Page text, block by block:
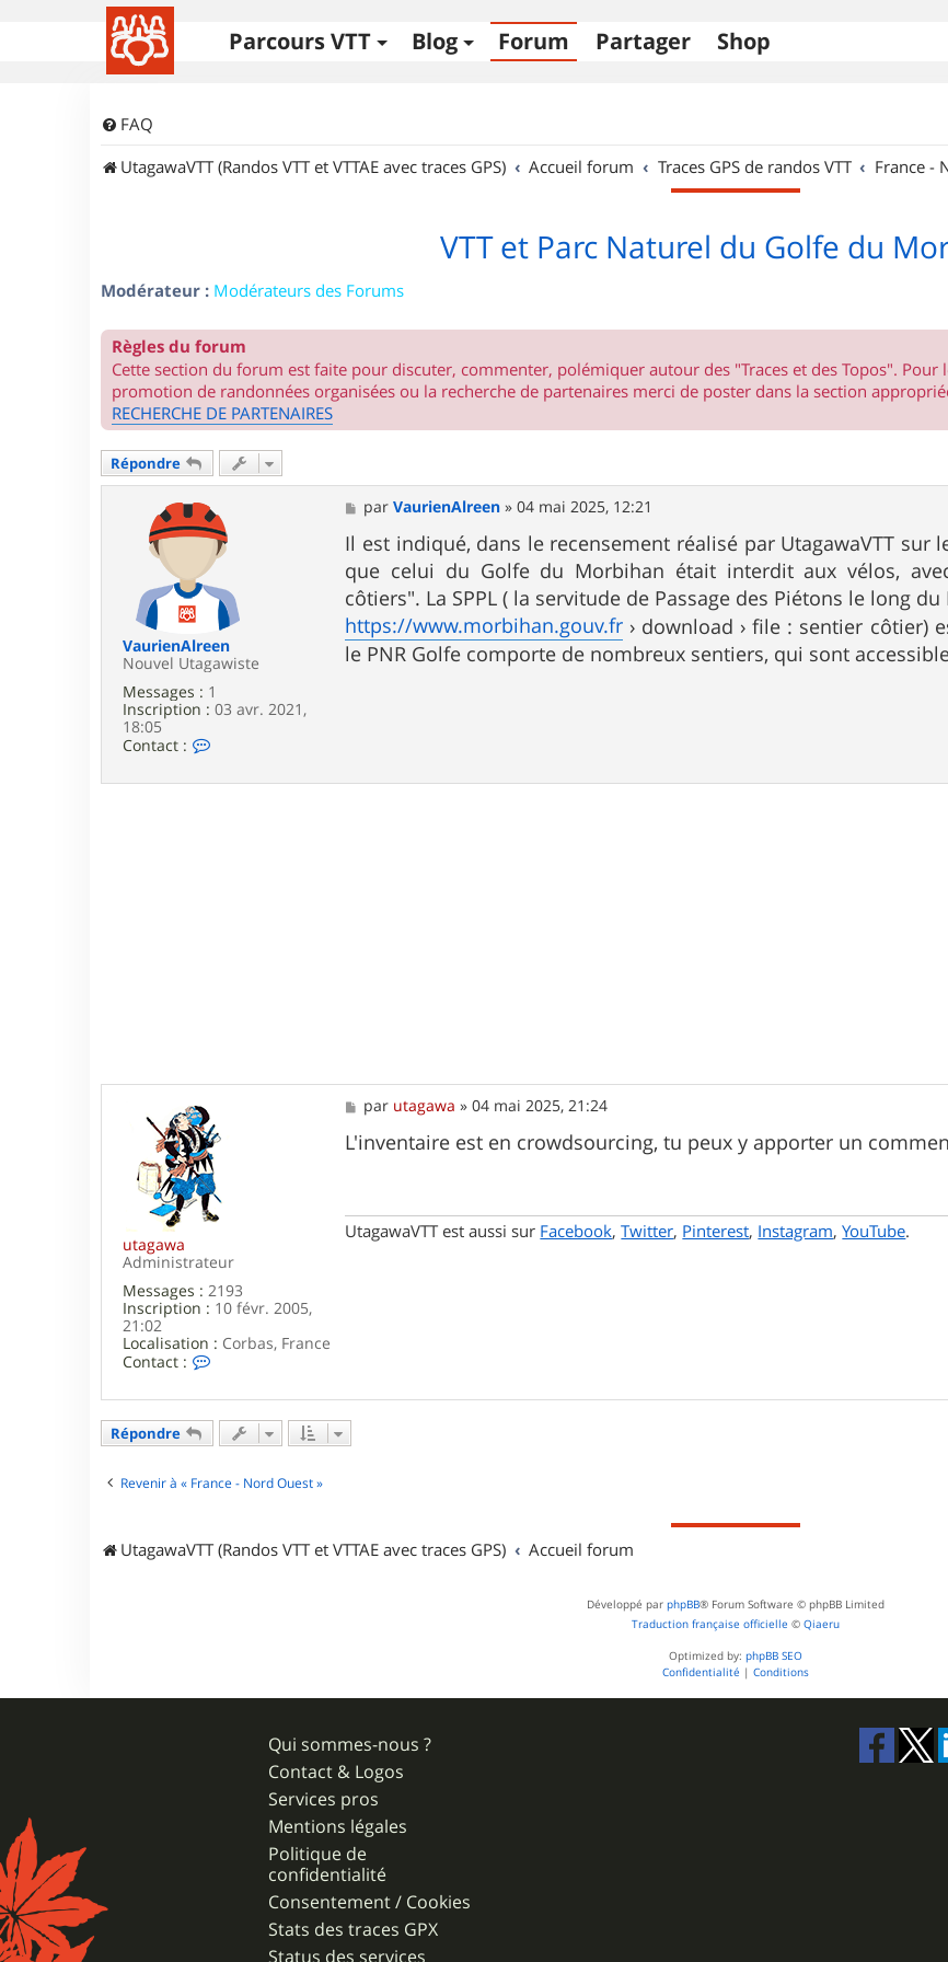
Parcours VTT Blog Forum Partager Shop
FAQ
UtagawaVTT (Randos VTT et VTTAE avec traces GPS)
Accueil forum Traces GPS de randos VTT France -
VTT et Parc Naturel du Golfe du
Modérateur : Modérateurs des Forums
Règles du forum
Cette section du forum est faite pour discuter, commenter, polémiquer autour des "Traces et des Topos".
promotion de randonnées organisées ou la recherche de partenaires merci de poster dans la section
RECHERCHE DE PARTENAIRES
Répondre
VaurienAlreen
Nouvel Utagawiste
Messages : 1
Inscription : 03 avr. 2021,
18:05
Contact :
M
e
s
s
a
g
e
parVaurienAlreen »04 mai 2025, 12:21
Il est indiqué, dans le recensement réalisé par UtagawaVTT sur
que celui du Golfe du Morbihan était interdit aux vélos,
côtiers". La SPPL ( la servitude de Passage des Piétons le long
https://www.morbihan.gouv.fr › download › file : sentier côtier)
le PNR Golfe comporte de nombreux sentiers, qui sont
utagawa
Administrateur
Messages : 2193
Inscription : 10 févr. 2005,
21:02
Localisation : Corbas, France
Contact :
n
c
e
a
M
e
s
s
par utagawa »04 mai 2025, 21:24
L'inventaire est en crowdsourcing, tu peux y apporter un
UtagawaVTT est aussi sur Facebook,Twitter, Pinterest, Instagram,YouTube.
Répondre
Revenir à « France - Nord Ouest »
UtagawaVTT (Randos VTT et VTTAE avec traces GPS) Accueil forum
Développé par phpBB® Forum Software © phpBB Limited
Traduction française officielle © Qiaeru
Optimized by: phpBB SEO
Confidentialité | Conditions
Qui sommes-nous ?
Contact & Logos
Services pros
Mentions légales
Politique de
confidentialité
Consentement / Cookies
Stats des traces GPX
Status des services